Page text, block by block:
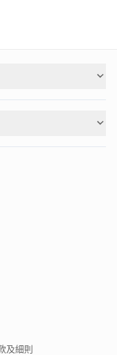
及細則